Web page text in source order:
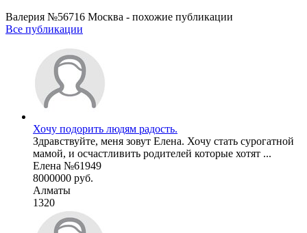
Валерия №56716 Москва - похожие публикации
Все публикации
Хочу подорить людям радость.
Здравствуйте, меня зовут Елена. Хочу стать сурогатной
мамой, и осчастливить родителей которые хотят ...
Елена №61949
8000000 руб.
Алматы
1320